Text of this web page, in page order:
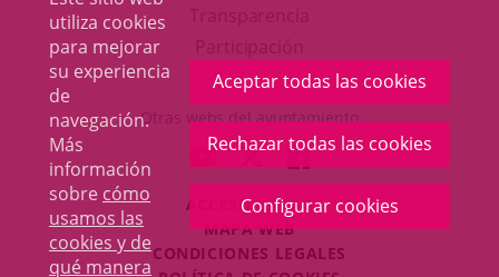
utiliza cookies
para mejorar
su experiencia
de
navegación.
Más
información
sobre cómo
usamos las
cookies y de
qué manera
Aceptar todas las cookies
Rechazar todas las cookies
Configurar cookies
en
una
ventana
nueva.
aplicación
externa.
Otras webs del ayuntamiento
ENLACE
A
UNA
APLICACIÓN
EXTERNA.
ENLACE
A
UNA
APLICACIÓN
EXTERNA.
ENLACE
A
UNA
EXTERNA.
ACCESIBILIDAD
MAPA WEB
CONDICIONES LEGALES